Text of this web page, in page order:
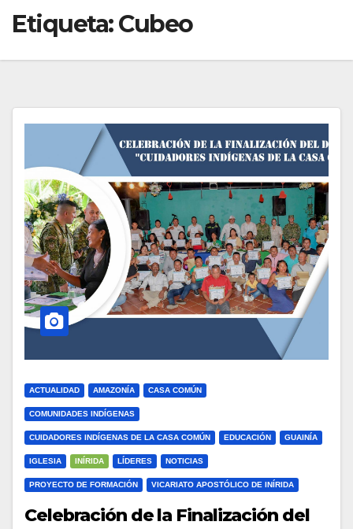
Etiqueta:Cubeo
ACTUALIDAD AMAZONÍA CASA COMÚN
COMUNIDADES INDÍGENAS
CUIDADORES INDÍGENAS DE LA CASA COMÚN EDUCACIÓN GUAINÍA
IGLESIA INÍRIDA LÍDERES NOTICIAS
PROYECTO DE FORMACIÓN VICARIATO APOSTÓLICO DE INÍRIDA
Celebración de la Finalización del